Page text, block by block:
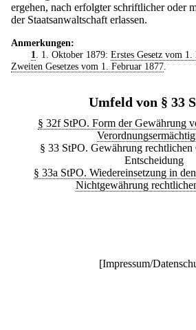
ergehen, nach erfolgter schriftlicher oder
der Staatsanwaltschaft erlassen.
Anmerkungen:
1. 1. Oktober 1879: Erstes Gesetz vom
Zweiten Gesetzes vom 1. Februar 1877.
Umfeld von § 33
§ 32f StPO. Form der Gewährung
§ 33 StPO. Gewährung rechtlichen
Entscheidung
§ 33a StPO. Wiedereinsetzung in
Nichtgewährung
[Impressum/